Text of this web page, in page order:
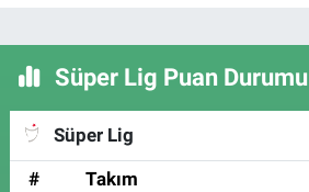
Süper Lig Puan Durumu
Süper Lig
#
Takım